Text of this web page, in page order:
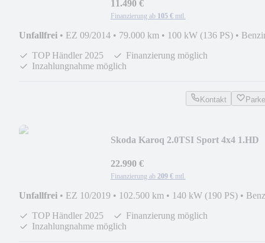
11.490 €
Finanzierung ab 105 € mtl.
Unfallfrei • EZ 09/2014 • 79.000 km • 100 kW (136 PS) •
TOP Händler 2025
Finanzierung möglich
Inzahlungnahme möglich
Kontakt
Skoda Karoq 2.0TSI Sport 4x4 1.HD
22.990 €
Finanzierung ab 209 € mtl.
Unfallfrei • EZ 10/2019 • 102.500 km • 140 kW (190 PS) •
TOP Händler 2025
Finanzierung möglich
Inzahlungnahme möglich